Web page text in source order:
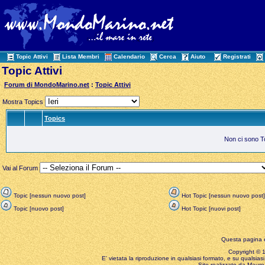
Topic Attivi Lista Membri Calendario Cerca Aiuto Registrati
Topic Attivi
Forum di MondoMarino.net :Topic Attivi
Mostra Topics
Topics
Non ci sono
Vai al Forum
Topic [nessun nuovo post]
Hot Topic [nessun nuovo post]
Topic [nuovo post]
Hot Topic [nuovi post]
Questa pagina
Copyright ©
E' vietata la riproduzione in qualsiasi formato, e su